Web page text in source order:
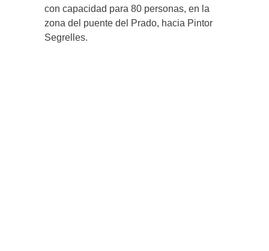
con capacidad para 80 personas, en la
zona del puente del Prado, hacia Pintor
Segrelles.